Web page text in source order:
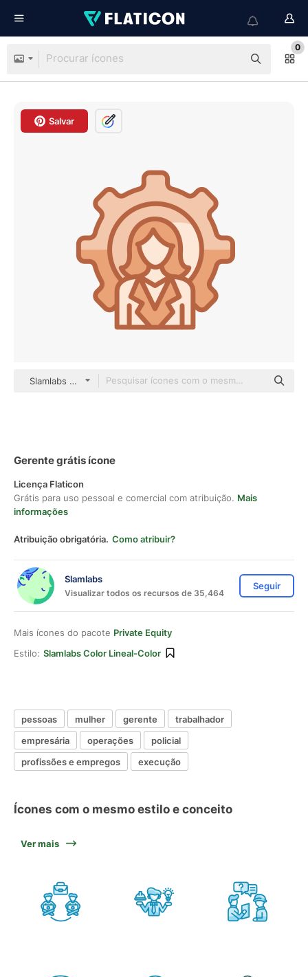
0
Salvar
Slamlabs color lineal-color
Gerente grátis ícone
Licença Flaticon
Grátis para uso pessoal e comercial com atribuição. Mais
informações
Atribuição obrigatória. Como atribuir?
Slamlabs
Visualizar todos os recursos de 35,464
Seguir
Mais ícones do pacote Private Equity
Estilo: Slamlabs Color Lineal-Color
pessoas mulher gerente
trabalhador
empresária
operações
policial
profissões e empregos
execução
Ícones com o mesmo estilo e conceito
Ver mais